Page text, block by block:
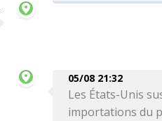
05/08 21:32
Les États-Unis
importations du